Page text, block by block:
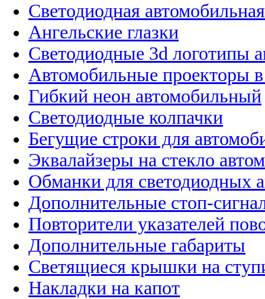
Светодиодная
Ангельские глазки
Светодиодные 3d логотипы
Автомобильные проекторы
Гибкий неон автомобильный
Светодиодные колпачки
Бегущие строки для
Эквалайзеры на стекло
Обманки для светодиодных
Дополнительные стоп-
Повторители указателей
Дополнительные габариты
Светящиеся крышки на
Накладки на капот